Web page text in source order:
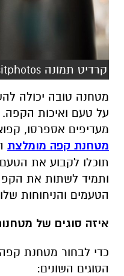
קרדיט תמונה Depositphotos
מטחנה טובה יכולה
על טעם ואיכות
מעדיפים אספרסו,
מטחנת קפה מומלצת
תוכלו לקבוע את
ותמיד לשתות את
הטעמים והניחוחות
איזה סוגים של
כדי לבחור מטחנת
הסוגים השונים: